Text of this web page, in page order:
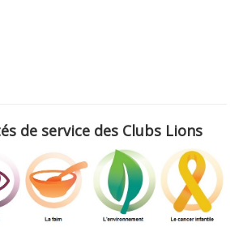
de service des Clubs Lions